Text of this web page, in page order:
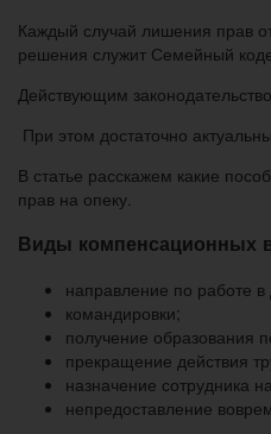
Каждый случай лишения прав
решения служит Семейный
Действующим
При этом достаточно
В статье расскажем какие
прав на опеку.
Виды компенсационных
направление по работе в
командировки;
получение образования
прекращение действия
назначение сотрудника
непредоставление